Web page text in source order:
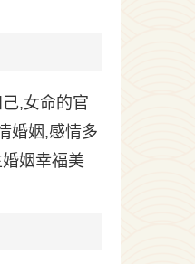
,女命的官
婚姻,感情多
姻幸福美